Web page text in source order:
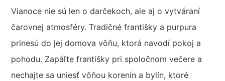
Vianoce nie sú len o darčekoch, ale aj o vytváraní
čarovnej atmosféry. Tradičné františky a purpura
prinesú do jej domova vôňu, ktorá navodí pokoj a
pohodu. Zapáľte františky pri spoločnom večere a
nechajte sa uniesť vôňou korenín a bylín, ktoré